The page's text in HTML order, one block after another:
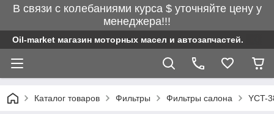
В связи с колебаниями курса $ уточняйте цену у
менеджера!!!
Oil-market магазин моторных масел и автозапчастей.
Каталог товаров Фильтры Фильтры салона YCT-